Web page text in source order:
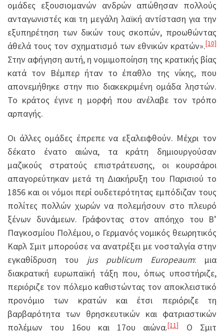
ομάδες εξουσιομανών ανδρών απώθησαν πολλούς
ανταγωνιστές και τη μεγάλη λαϊκή αντίσταση για την
εξυπηρέτηση των δικών τους σκοπών, προωθώντας
άθελά τους τον σχηματισμό των εθνικών κρατών».[10]
Στην αφήγηση αυτή, η νομιμοποίηση της κρατικής βίας
κατά τον Βέμπερ ήταν το έπαθλο της νίκης, που
απονεμήθηκε στην πιο διακεκριμένη ομάδα ληστών.
Το κράτος έγινε η μορφή που ανέλαβε τον τρόπο
αρπαγής.
Οι άλλες ομάδες έπρεπε να εξαλειφθούν. Μέχρι τον
δέκατο ένατο αιώνα, τα κράτη δημιουργούσαν
μαζικούς στρατούς επιστράτευσης, οι κουρσάροι
απαγορεύτηκαν μετά τη Διακήρυξη του Παρισιού το
1856 και οι νόμοι περί ουδετερότητας εμπόδιζαν τους
πολίτες πολλών χωρών να πολεμήσουν στο πλευρό
ξένων δυνάμεων. Γράφοντας στον απόηχο του Β’
Παγκοσμίου Πολέμου, ο Γερμανός νομικός θεωρητικός
Καρλ Σμιτ μπορούσε να ανατρέξει με νοσταλγία στην
εγκαθίδρυση του jus publicum Europeaum: μια
διακρατική ευρωπαϊκή τάξη που, όπως υποστήριζε,
περιόριζε τον πόλεμο καθιστώντας τον αποκλειστικό
προνόμιο των κρατών και έτσι περιόριζε τη
βαρβαρότητα των θρησκευτικών και φατριαστικών
πολέμων του 16ου και 17ου αιώνα.[11]
Ο Σμιτ